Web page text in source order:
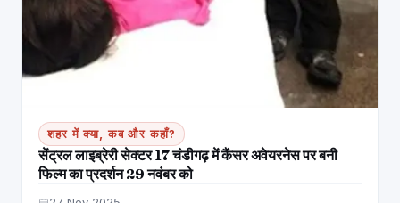
शहर में क्या, कब और कहाँ?
सेंट्रल लाइब्रेरी सेक्टर 17 चंडीगढ़ में कैंसर अवेयरनेस पर बनी
फिल्म का प्रदर्शन 29 नवंबर को